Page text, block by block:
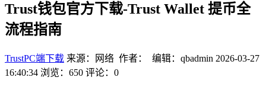
Trust钱包官方下载-Trust Wallet 提币全
流程指南
TrustPC端下载 来源：网络 作者： 编辑：qbadmin 2026-03-27
16:40:34 浏览：650 评论：0